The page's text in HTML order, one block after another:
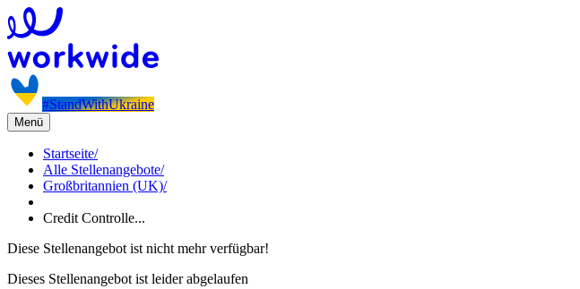
#StandWithUkraine
Menü
Startseite/
Alle Stellenangebote/
Großbritannien (UK)/
Credit Controlle...
Diese Stellenangebot ist nicht mehr verfügbar!
Dieses Stellenangebot ist leider abgelaufen